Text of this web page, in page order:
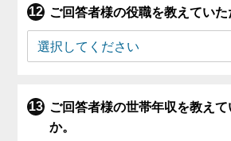
ご回答者様の役職を教えていた
ご回答者様の世帯年収を教え
か。